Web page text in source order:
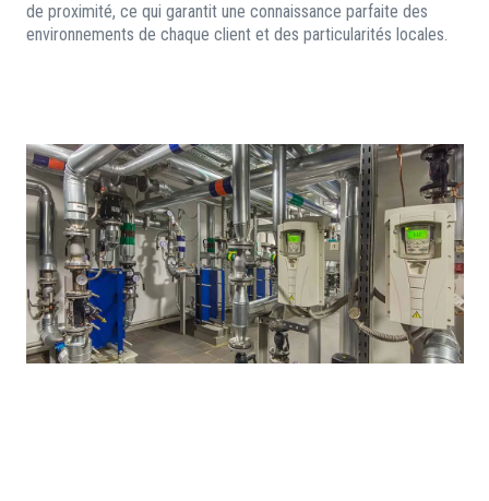
de proximité, ce qui garantit une connaissance parfaite des
environnements de chaque client et des particularités locales.